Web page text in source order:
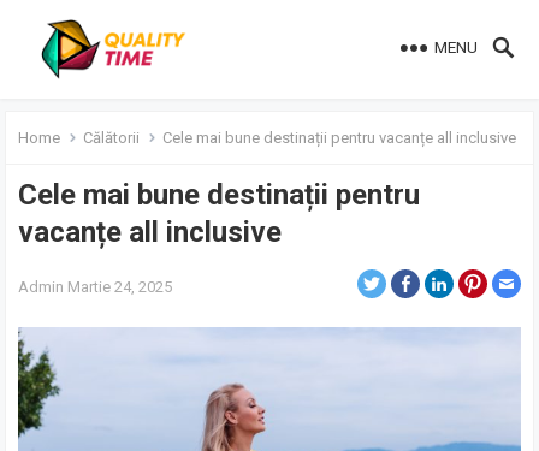
MENU
Home Călătorii Cele mai bune destinații pentru vacanțe all inclusive
Cele mai bune destinații pentru
vacanțe all inclusive
Admin Martie 24, 2025